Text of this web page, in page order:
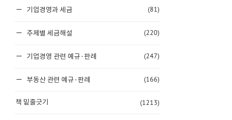
기업경영과 세금 (81)
주제별 세금해설 (220)
기업경영 관련 예규·판례 (247)
부동산 관련 예규·판례 (166)
책 밑줄긋기 (1213)